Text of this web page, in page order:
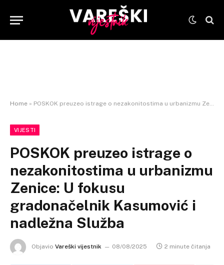
Home » POSKOK preuzeo istrage o nezakonitostima u urbanizmu Zenice: U fokusu gradonačelnik Kasumović i nadležna Služba
VIJESTI
POSKOK preuzeo istrage o
nezakonitostima u urbanizmu
Zenice: U fokusu
gradonačelnik Kasumović i
nadležna Služba
Objavio Vareški vijestnik 08/08/2025 2 minute čitanja